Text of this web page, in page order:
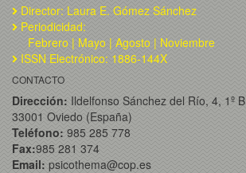
Director: Laura E. Gómez Sánchez
Periodicidad:
Febrero | Mayo | Agosto | Noviembre
ISSN Electrónico: 1886-144X
CONTACTO
Dirección: Ildelfonso Sánchez del Río, 4, 1º B
33001 Oviedo (España)
Teléfono: 985 285 778
Fax:985 281 374
Email: psicothema@cop.es